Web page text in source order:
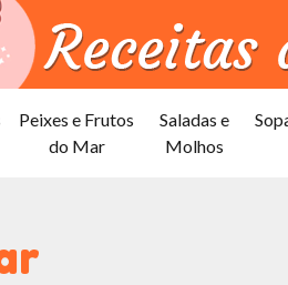
Peixes e Frutos
do Mar
Saladas e
Molhos